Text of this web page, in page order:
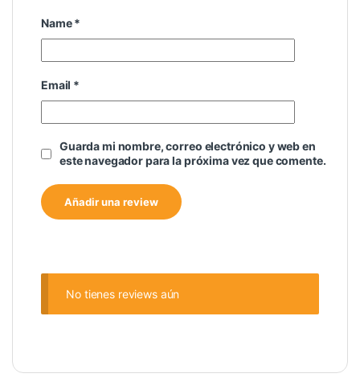
Name*
Email *
Guarda mi nombre, correo electrónico y web en
este navegador para la próxima vez que comente.
No tienes reviews aún